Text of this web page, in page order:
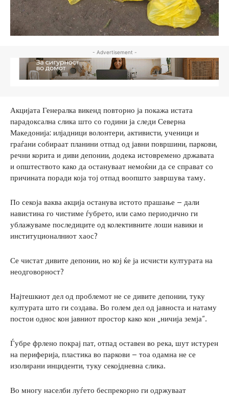
- Advertisement -
Акцијата Генералка викенд повторно ја покажа истата
парадоксална слика што со години ја следи Северна
Македонија: илјадници волонтери, активисти, ученици и
граѓани собираат планини отпад од јавни површини, паркови,
речни корита и диви депонии, додека истовремено државата
и општеството како да остануваат немоќни да се справат со
причината поради која тој отпад воопшто завршува таму.
По секоја ваква акција останува истото прашање – дали
навистина го чистиме ѓубрето, или само периодично ги
ублажуваме последиците од колективните лоши навики и
институционалниот хаос?
Се чистат дивите депонии, но кој ќе ја исчисти културата на
неодговорност?
Најтешкиот дел од проблемот не се дивите депонии, туку
културата што ги создава. Во голем дел од јавноста и натаму
постои однос кон јавниот простор како кон „ничија земја“.
Ѓубре фрлено покрај пат, отпад оставен во река, шут истурен
на периферија, пластика во паркови – тоа одамна не се
изолирани инциденти, туку секојдневна слика.
Во многу населби луѓето беспрекорно ги одржуваат